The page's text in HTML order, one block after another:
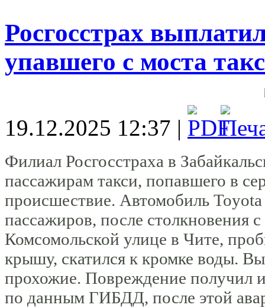
Росгосстрах
упавшего с моста
19.12.2025 12:37 |
Филиал Росгосстраха в
пассажирам такси, попавшего в
происшествие. Автомобиль
пассажиров, после столкновения
Комсомольской улице в Чите,
крышу, скатился к кромке воды.
прохожие. Повреждение получил
по данным ГИБДД, после этой